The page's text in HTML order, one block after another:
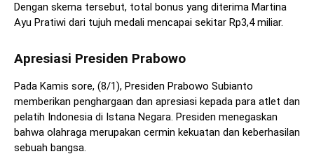
Dengan skema tersebut, total bonus yang diterima Martina
Ayu Pratiwi dari tujuh medali mencapai sekitar Rp3,4 miliar.
Apresiasi Presiden Prabowo
Pada Kamis sore, (8/1), Presiden Prabowo Subianto
memberikan penghargaan dan apresiasi kepada para atlet dan
pelatih Indonesia di Istana Negara. Presiden menegaskan
bahwa olahraga merupakan cermin kekuatan dan keberhasilan
sebuah bangsa.